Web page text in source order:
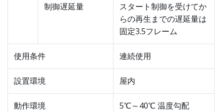
制御遅延量
スタート制御を受けてか
らの再生までの遅延量は
固定3.5フレーム
使用条件 連続使用
設置環境 屋内
動作環境
5℃～40℃ 温度勾配